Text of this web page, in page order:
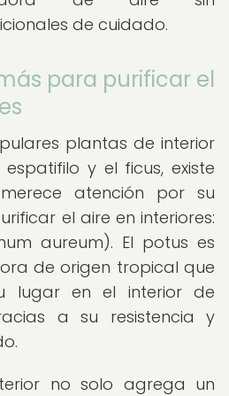
de cuidado.
para purificar el
plantas de interior
y el ficus, existe
atención por su
el aire en interiores:
aureum). El potus es
de origen tropical que
lugar en el interior de
a su resistencia y
no solo agrega un